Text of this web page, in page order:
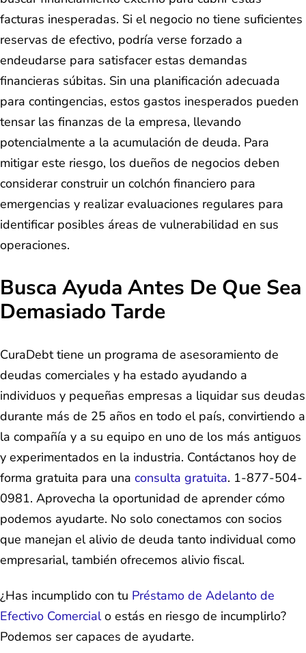
facturas inesperadas. Si el negocio no tiene suficientes
reservas de efectivo, podría verse forzado a
endeudarse para satisfacer estas demandas
financieras súbitas. Sin una planificación adecuada
para contingencias, estos gastos inesperados pueden
tensar las finanzas de la empresa, llevando
potencialmente a la acumulación de deuda. Para
mitigar este riesgo, los dueños de negocios deben
considerar construir un colchón financiero para
emergencias y realizar evaluaciones regulares para
identificar posibles áreas de vulnerabilidad en sus
operaciones.
Busca Ayuda Antes De Que Sea
Demasiado Tarde
CuraDebt tiene un programa de asesoramiento de
deudas comerciales y ha estado ayudando a
individuos y pequeñas empresas a liquidar sus deudas
durante más de 25 años en todo el país, convirtiendo a
la compañía y a su equipo en uno de los más antiguos
y experimentados en la industria. Contáctanos hoy de
forma gratuita para una consulta gratuita. 1-877-504-
0981. Aprovecha la oportunidad de aprender cómo
podemos ayudarte. No solo conectamos con socios
que manejan el alivio de deuda tanto individual como
empresarial, también ofrecemos alivio fiscal.
¿Has incumplido con tu Préstamo de Adelanto de
Efectivo Comercialo estás en riesgo de incumplirlo?
Podemos ser capaces de ayudarte.